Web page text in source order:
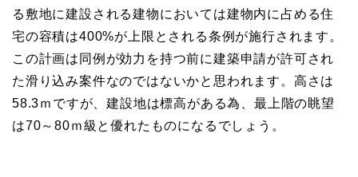
る敷地に建設される建物においては建物内に占める住
宅の容積は400%が上限とされる条例が施行されます。
この計画は同例が効力を持つ前に建築申請が許可され
た滑り込み案件なのではないかと思われます。高さは
58.3ｍですが、建設地は標高がある為、最上階の眺望
は70～80ｍ級と優れたものになるでしょう。